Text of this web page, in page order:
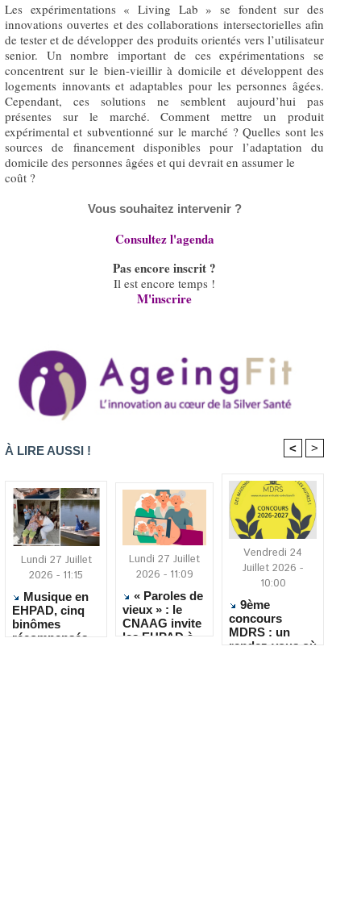
Les expérimentations « Living Lab » se fondent sur des
innovations ouvertes et des collaborations intersectorielles afin
de tester et de développer des produits orientés vers l’utilisateur
senior. Un nombre important de ces expérimentations se
concentrent sur le bien-vieillir à domicile et développent des
logements innovants et adaptables pour les personnes âgées.
Cependant, ces solutions ne semblent aujourd’hui pas
présentes sur le marché. Comment mettre un produit
expérimental et subventionné sur le marché ? Quelles sont les
sources de financement disponibles pour l’adaptation du
domicile des personnes âgées et qui devrait en assumer le
coût ?
Vous souhaitez intervenir ?
Consultez l'agenda
Pas encore inscrit ?
Il est encore temps !
M'inscrire
À LIRE AUSSI ! < >
Lundi 27 Juillet
2026 - 11:15
Musique en
EHPAD, cinq
binômes
récompensés
Lundi 27 Juillet
2026 - 11:09
« Paroles de
vieux » : le
CNAAG invite
les EHPAD à
Vendredi 24
Juillet 2026 -
10:00
9ème
concours
MDRS : un
rendez-vous où